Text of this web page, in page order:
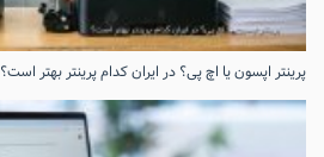
پرینتر اپسون یا اچ پی؟ در ایران کدام پرینتر بهتر است؟